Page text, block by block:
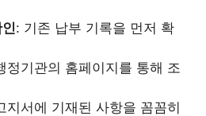
: 기존 납부 기록을 먼저 확
정기관의 홈페이지를 통해 조
지서에 기재된 사항을 꼼꼼히